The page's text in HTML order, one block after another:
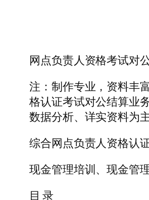
网点负责人资格考试对
注：制作专业，资料丰
格认证考试对公结算业
数据分析、详实资料为
综合网点负责人资格认
现金管理培训、现金管
目 录